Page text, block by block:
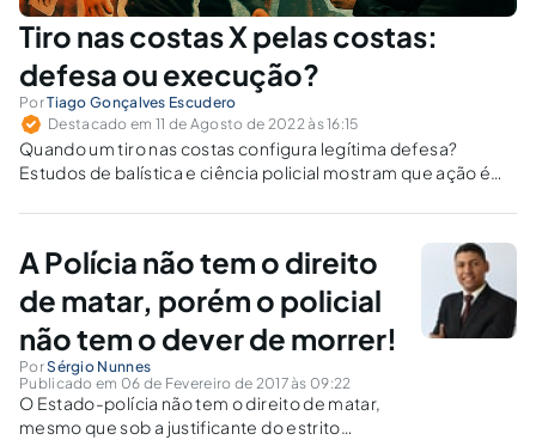
Tiro nas costas X pelas costas:
defesa ou execução?
PorTiago Gonçalves Escudero
Destacado em 11 de Agosto de 2022 às 16:15
Quando um tiro nas costas configura legítima defesa?
Estudos de balística e ciência policial mostram que ação é
ocorrências?
A Polícia não tem o direito
de matar, porém o policial
não tem o dever de morrer!
PorSérgio Nunnes
Publicado em 06 de Fevereiro de 2017 às 09:22
O Estado-polícia não tem o direito de matar,
mesmo que sob a justificante do estrito